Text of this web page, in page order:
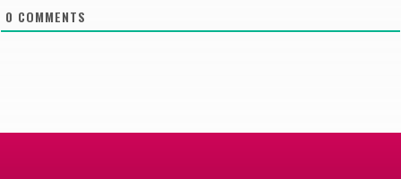
0 COMMENTS